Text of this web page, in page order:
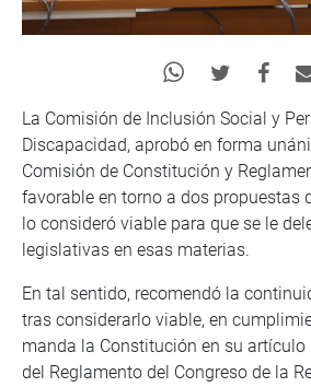
La Comisión de Inclusión Social y
Discapacidad, aprobó en forma
Comisión de Constitución y
favorable en torno a dos propuestas
lo consideró viable para que se le
legislativas en esas materias.
En tal sentido, recomendó la
tras considerarlo viable, en
manda la Constitución en su
del Reglamento del Congreso de la